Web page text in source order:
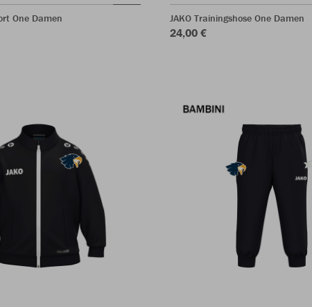
One Damen JAKO Trainingshose One Damen
24,00 €